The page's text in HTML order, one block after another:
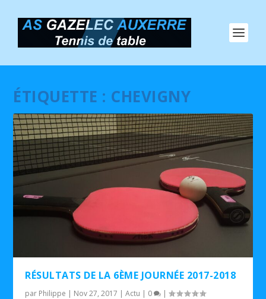
ÉTIQUETTE : CHEVIGNY
RÉSULTATS DE LA 6ÈME JOURNÉE 2017-2018
par Philippe | Nov 27, 2017 |Actu | 0 |